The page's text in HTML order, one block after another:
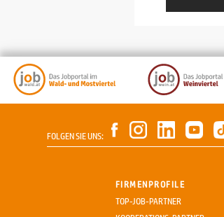
FOLGEN SIE UNS:
FIRMENPROFILE
TOP-JOB-PARTNER